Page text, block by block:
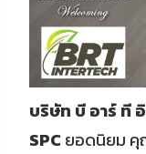
บริษัท บี อาร์ ที
SPC ยอดนิยม คุ